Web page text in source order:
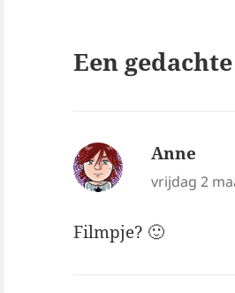
Een
Anne
vrijdag 2
Filmpje? 🙂